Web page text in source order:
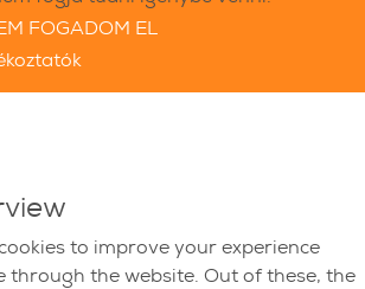
FOGADOM EL
to improve your experience
through the website. Out of these, the